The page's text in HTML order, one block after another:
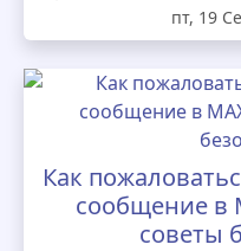
пт, 19
Как
сообщение в
советы